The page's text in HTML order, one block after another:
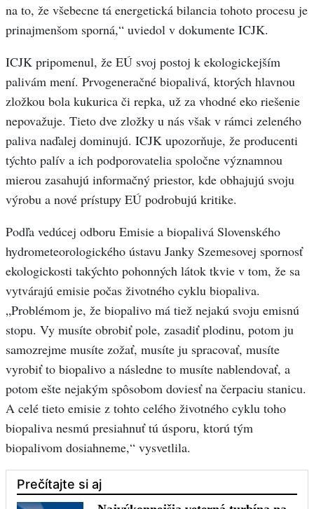
na to, že všebecne tá energetická bilancia tohoto procesu je
prinajmenšom sporná,“ uviedol v dokumente ICJK.
ICJK pripomenul, že EÚ svoj postoj k ekologickejším
palivám mení. Prvogeneračné biopalivá, ktorých hlavnou
zložkou bola kukurica či repka, už za vhodné eko riešenie
nepovažuje. Tieto dve zložky u nás však v rámci zeleného
paliva naďalej dominujú. ICJK upozorňuje, že producenti
týchto palív a ich podporovatelia spoločne významnou
mierou zasahujú informačný priestor, kde obhajujú svoju
výrobu a nové prístupy EÚ podrobujú kritike.
Podľa vedúcej odboru Emisie a biopalivá Slovenského
hydrometeorologického ústavu Janky Szemesovej spornosť
ekologickosti takýchto pohonných látok tkvie v tom, že sa
vytvárajú emisie počas životného cyklu biopaliva.
„Problémom je, že biopalivo má tiež nejakú svoju emisnú
stopu. Vy musíte obrobiť pole, zasadiť plodinu, potom ju
samozrejme musíte zožať, musíte ju spracovať, musíte
vyrobiť to biopalivo a následne to musíte nablendovať, a
potom ešte nejakým spôsobom doviesť na čerpaciu stanicu.
A celé tieto emisie z tohto celého životného cyklu toho
biopaliva nesmú presiahnuť tú úsporu, ktorú tým
biopalivom dosiahneme,“ vysvetlila.